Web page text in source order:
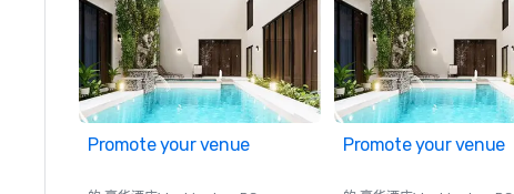
Promote your venue Promote your venue